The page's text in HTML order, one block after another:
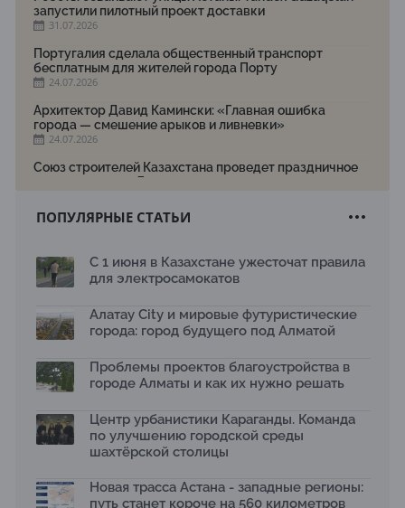
запустили пилотный проект доставки
31.07.2026
Португалия сделала общественный транспорт
бесплатным для жителей города Порту
24.07.2026
Архитектор Давид Камински: «Главная ошибка
города — смешение арыков и ливневки»
24.07.2026
Союз строителей Казахстана проведет праздничное
мероприятие ко Дню строителя
Новый Строительный кодекс: что изменилось для
Бауыржана Байбахтиева
17.07.2026
рободоставки в Астане
15.07.2026
2026 принимает заявки до 31 июля
13.07.2026
темой новой выставки в «Целинном»
13.07.2026
Қазақстан»: воспитанники подарили вторую жизнь
отходам
ПОПУЛЯРНЫЕ СТАТЬИ
С 1 июня в Казахстане ужесточат правила
для электросамокатов
Алатау City и мировые футуристические
города: город будущего под Алматой
Проблемы проектов благоустройства в
городе Алматы и как их нужно решать
Центр урбанистики Караганды. Команда
по улучшению городской среды
шахтёрской столицы
Новая трасса Астана - западные регионы:
путь станет короче на 560 километров